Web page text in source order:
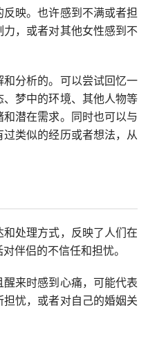
映。也许感到不满或者担
，或者对其他女性感到不
分析的。可以尝试回忆一
梦中的环境、其他人物等
潜在需求。同时也可以与
类似的经历或者想法，从
处理方式，反映了人们在
伴侣的不信任和担忧。
来时感到心痛，可能代表
忧，或者对自己的婚姻关